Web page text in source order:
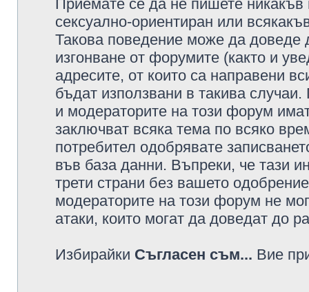
Приемате се да не пишете никакъв
сексуално-ориентиран или
Такова поведение може да доведе
изгонване от форумите (както и
адресите, от които са направени
бъдат използвани в такива
и модераторите на този форум
заключват всяка тема по всяко
потребител одобрявате
във база данни. Въпреки, че тази
трети страни без вашето
модераторите на този форум не
атаки, които могат да доведат до
Избирайки Съгласен съм... Вие